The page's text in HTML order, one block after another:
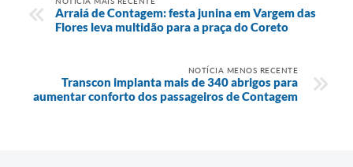
Arraiá de Contagem: festa junina em Vargem das
Flores leva multidão para a praça do Coreto
NOTÍCIA MENOS RECENTE
Transcon implanta mais de 340 abrigos para
aumentar conforto dos passageiros de Contagem